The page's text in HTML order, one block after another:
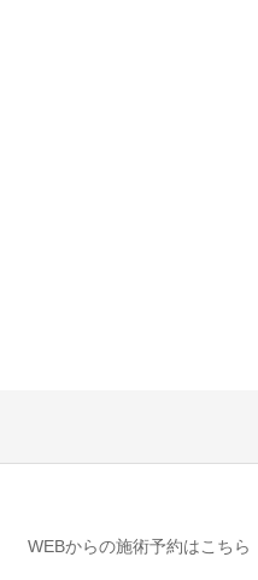
WEBからの施術予約はこちら